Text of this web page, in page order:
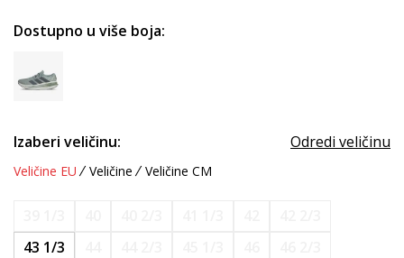
Dostupno u više boja:
Izaberi veličinu: Odredi veličinu
Veličine EU Veličine Veličine CM
43 1/3